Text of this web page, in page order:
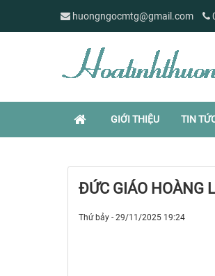
huongngocmtg@gmail.com
GIỚI THIỆU TIN
ĐỨC GIÁO HOÀNG
Thứ bảy - 29/11/2025 19:24